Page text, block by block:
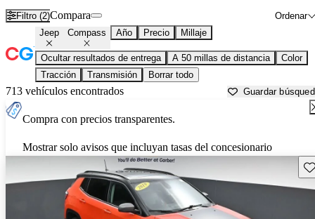
Filtro (2) Ordenar
Compara
Jeep Compass Año Precio Millaje
Ocultar resultados de entrega A 50 millas de distancia
Color
Tracción
Transmisión Borrar todo
713 vehículos encontrados Guardar
Compra con precios transparentes.
Mostrar solo avisos que incluyan tasas del concesionario